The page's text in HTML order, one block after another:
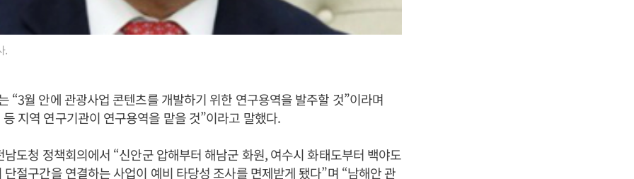
.
“3월 안에 관광사업 콘텐츠를 개발하기 위한 연구용역을 발주할 것”이라며
지역 연구기관이 연구용역을 맡을 것”이라고 말했다.
도청 정책회의에서 “신안군 압해부터 해남군 화원, 여수시 화태도부터 백야도
절구간을 연결하는 사업이 예비 타당성 조사를 면제받게 됐다”며 “남해안 관